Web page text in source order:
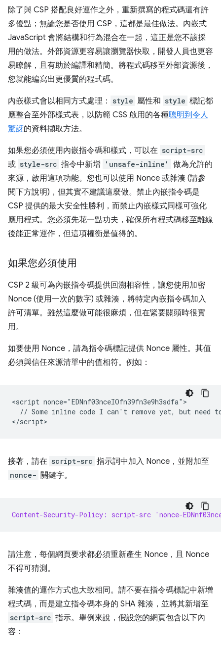
除了與 CSP 搭配良好運作之外，重新撰寫的程式碼還有許
多優點；無論您是否使用 CSP，這都是最佳做法。內嵌式
JavaScript 會將結構和行為混合在一起，這正是您不該採
用的做法。外部資源更容易讓瀏覽器快取，開發人員也更容
易瞭解，且有助於編譯和精簡。將程式碼移至外部資源後，
您就能編寫出更優質的程式碼。
內嵌樣式會以相同方式處理： style 屬性和 style 標記都
應整合至外部樣式表，以防範 CSS 啟用的各種聰明到令人
驚訝的資料擷取方法。
如果您必須使用內嵌指令碼和樣式，可以在 script-src
或 style-src 指令中新增 'unsafe-inline'
做為允許的
來源，啟用這項功能。您也可以使用 Nonce 或雜湊 (請參
閱下方說明)，但其實不建議這麼做。禁止內嵌指令碼是
CSP 提供的最大安全性勝利，而禁止內嵌樣式同樣可強化
應用程式。您必須先花一點功夫，確保所有程式碼移至離線
後能正常運作，但這項權衡是值得的。
如果您必須使用
CSP 2 級可為內嵌指令碼提供回溯相容性，讓您使用加密
Nonce (使用一次的數字) 或雜湊，將特定內嵌指令碼加入
許可清單。雖然這麼做可能很麻煩，但在緊要關頭時很實
用。
如要使用 Nonce，請為指令碼標記提供 Nonce 屬性。其值
必須與信任來源清單中的值相符。例如：
<script nonce="EDNnf03nceIOfn39fn3e9h3sdfa">
// Some inline code I can't remove yet, but need
接著，請在 script-src 指示詞中加入 Nonce，並附加至
nonce- 關鍵字。
Content-Security-Policy: script-src 'nonce-
請注意，每個網頁要求都必須重新產生 Nonce，且 Nonce
不得可猜測。
雜湊值的運作方式也大致相同。請不要在指令碼標記中新增
程式碼，而是建立指令碼本身的 SHA 雜湊，並將其新增至
script-src 指示。舉例來說，假設您的網頁包含以下內
容：